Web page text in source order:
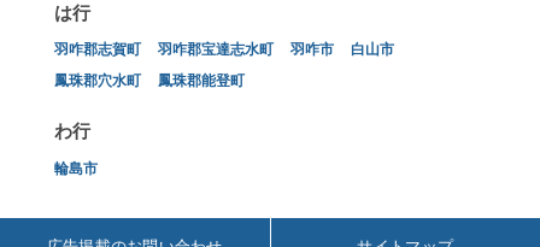
は行
羽咋郡志賀町 羽咋郡宝達志水町 羽咋市
白山市
鳳珠郡穴水町
鳳珠郡能登町
わ行
輪島市